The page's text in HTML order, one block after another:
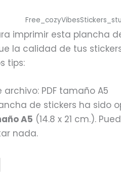
imprimir esta plancha
la calidad de tus
tips:
archivo: PDF tamaño A5
de stickers ha sido
A5 (14.8 x 21 cm.).
nada.